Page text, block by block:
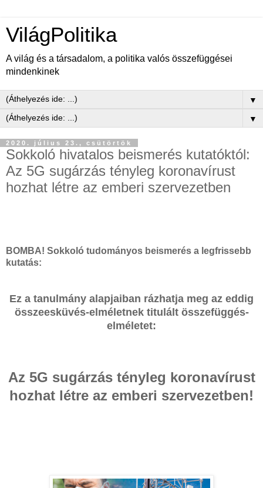
VilágPolitika
A világ és a társadalom, a politika valós összefüggései
mindenkinek
▼
▼
2020. július 23., csütörtök
Sokkoló hivatalos beismerés kutatóktól:
Az 5G sugárzás tényleg koronavírust
hozhat létre az emberi szervezetben
BOMBA! Sokkoló tudományos beismerés a legfrissebb
kutatás:
Ez a tanulmány alapjaiban rázhatja meg az eddig
összeesküvés-elméletnek titulált összefüggés-
elméletet:
Az 5G sugárzás tényleg koronavírust
hozhat létre az emberi szervezetben!